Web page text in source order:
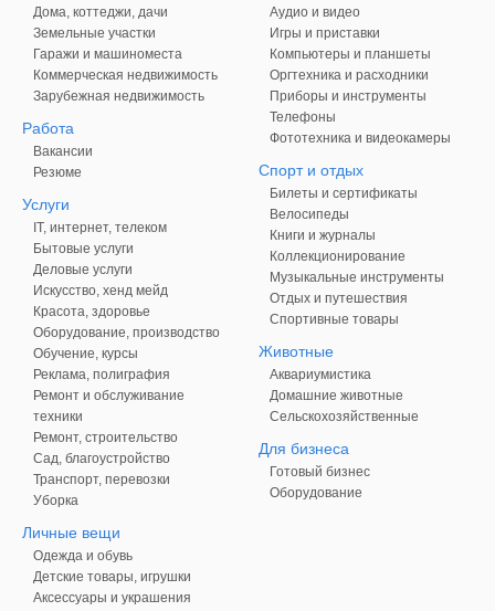
Дома, коттеджи, дачи
Земельные участки
Гаражи и машиноместа
Коммерческая недвижимость
Зарубежная недвижимость
Работа
Вакансии
Резюме
Услуги
IT, интернет, телеком
Бытовые услуги
Деловые услуги
Искусство, хенд мейд
Красота, здоровье
Оборудование, производство
Обучение, курсы
Реклама, полиграфия
Ремонт и обслуживание
техники
Ремонт, строительство
Сад, благоустройство
Транспорт, перевозки
Уборка
Личные вещи
Одежда и обувь
Детские товары, игрушки
Аксессуары и украшения
Аудио и видео
Игры и приставки
Компьютеры и планшеты
Оргтехника и расходники
Приборы и инструменты
Телефоны
Фототехника и видеокамеры
Спорт и отдых
Билеты и сертификаты
Велосипеды
Книги и журналы
Коллекционирование
Музыкальные инструменты
Отдых и путешествия
Спортивные товары
Животные
Аквариумистика
Домашние животные
Сельскохозяйственные
Для бизнеса
Готовый бизнес
Оборудование